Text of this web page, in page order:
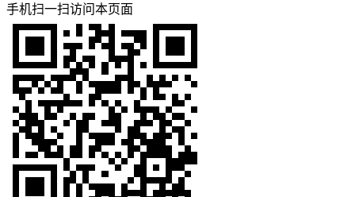
手机扫一扫访问本页面